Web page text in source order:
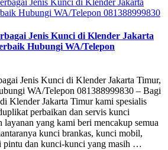
Jenis Kunci di Klender Jakarta
Hubungi WA/Telepon
Jenis Kunci di Klender Jakarta Timur,
WA/Telepon 081388999830 – Bagi
Klender Jakarta Timur kami spesialis
perbaikan dan servis kunci
layanan yang kami beri mencakup semua
kunci brankas, kunci mobil,
pintu dan kunci-kunci yang masih …